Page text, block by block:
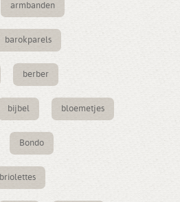
armbanden
barokparels
berber
bijbel bloemetjes
Bondo
briolettes